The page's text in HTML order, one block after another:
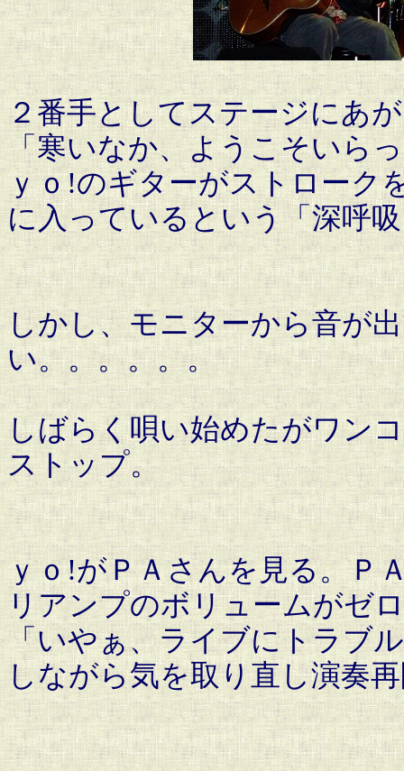
２番手としてステージにあ
「寒いなか、ようこそいら
ｙｏ!のギターがストローク
に入っているという「深呼
しかし、モニターから音が
い。。。。。。
しばらく唄い始めたがワン
ストップ。
ｙｏ!がＰＡさんを見る。Ｐ
リアンプのボリュームがゼ
「いやぁ、ライブにトラブ
しながら気を取り直し演奏